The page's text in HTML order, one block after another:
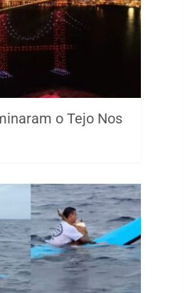
o Tejo Nos